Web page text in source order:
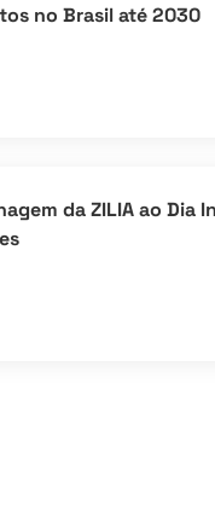
no Brasil até 2030
da ZILIA ao Dia